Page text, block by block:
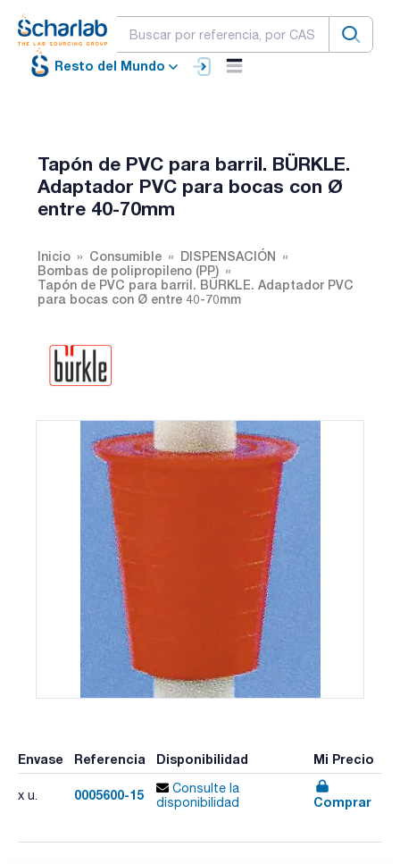
Resto del Mundo
Tapón de PVC para barril. BÜRKLE.
Adaptador PVC para bocas con Ø
entre 40-70mm
Inicio Consumible
DISPENSACIÓN
Bombas de polipropileno (PP)
Tapón de PVC para barril. BÜRKLE. Adaptador PVC
para bocas con Ø entre 40-70mm
Envase Referencia Disponibilidad Mi Precio
x u. 0005600-15
Consulte la
disponibilidad
Comprar